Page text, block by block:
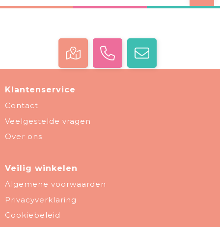
Klantenservice
Contact
Veelgestelde vragen
Over ons
Veilig winkelen
Algemene voorwaarden
Privacyverklaring
Cookiebeleid